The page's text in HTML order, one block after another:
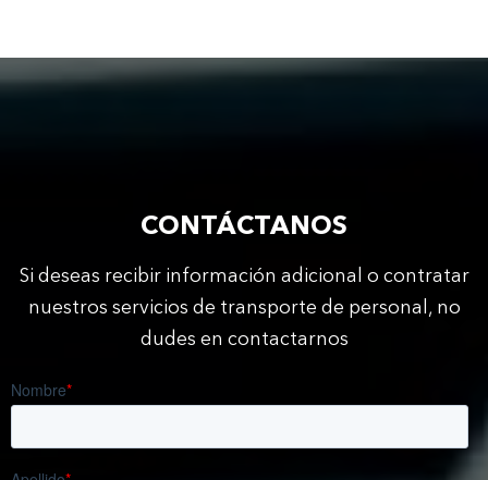
CONTÁCTANOS
Si deseas recibir información adicional o contratar
nuestros servicios de transporte de personal, no
dudes en contactarnos